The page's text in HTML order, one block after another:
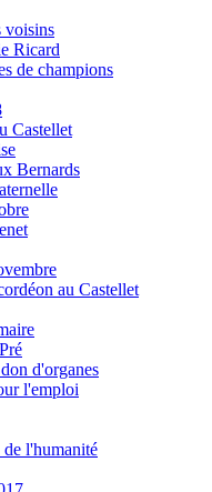
voisins
Ricard
de champions
Castellet
Bernards
au Castellet
d'organes
l'emploi
de l'humanité